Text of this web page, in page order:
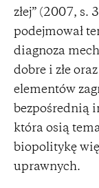
złej” (2007, s.
podejmował
diagnoza
dobre i złe
elementów
bezpośrednią
która osią
biopolitykę
uprawnych.